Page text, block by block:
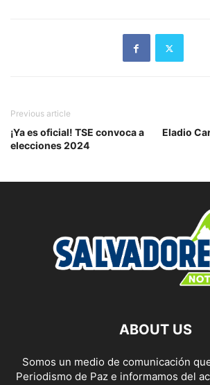
Previous article
¡Ya es oficial! TSE convoca a
elecciones 2024
Eladio
ABOUT US
Somos un medio de comunicación
Periodismo de Paz e informamos del